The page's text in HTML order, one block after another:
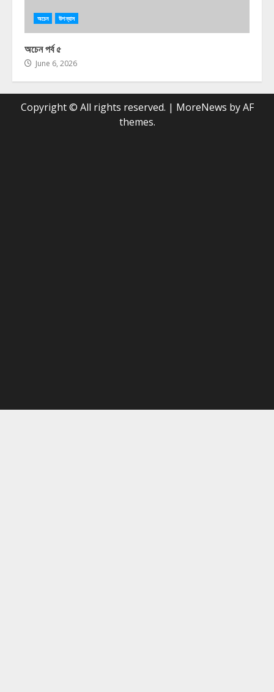
অচেন উপন্যাস
অচেন পর্ব ৫
June 6, 2026
Copyright © All rights reserved. | MoreNews by AF
themes.